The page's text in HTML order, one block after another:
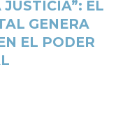
EL
GENERA
EL PODER